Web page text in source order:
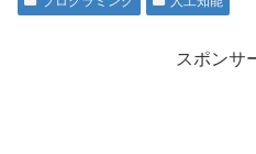
スポンサ